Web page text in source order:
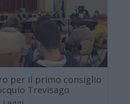
per il primo consiglio
Trevisago